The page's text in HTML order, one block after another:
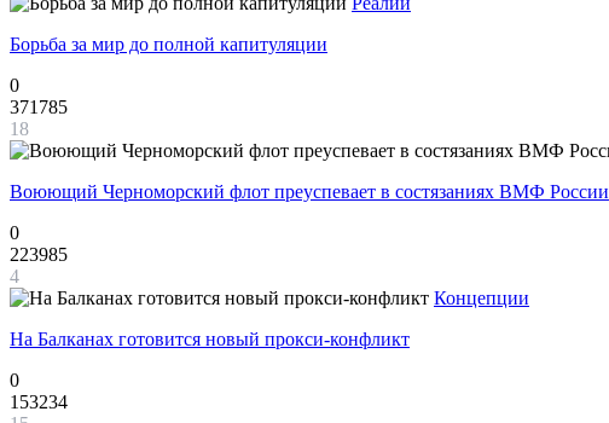
Борьба за мир до полной капитуляции
0
371785
18
Воюющий Черноморский флот преуспевает в состязаниях ВМФ России
0
223985
4
Концепции
На Балканах готовится новый прокси-конфликт
0
153234